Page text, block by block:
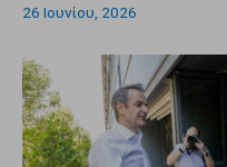
26 Ιουνίου, 2026